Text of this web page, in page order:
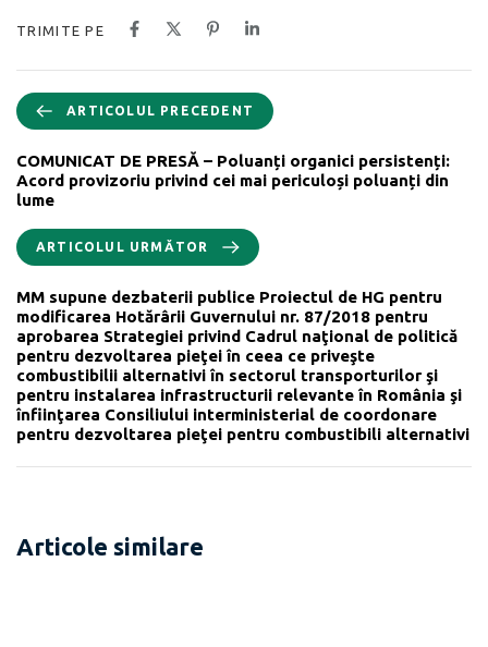
TRIMITE PE
ARTICOLUL PRECEDENT
COMUNICAT DE PRESĂ – Poluanți organici persistenți:
Acord provizoriu privind cei mai periculoși poluanți din
lume
ARTICOLUL URMĂTOR
MM supune dezbaterii publice Proiectul de HG pentru
modificarea Hotărârii Guvernului nr. 87/2018 pentru
aprobarea Strategiei privind Cadrul naţional de politică
pentru dezvoltarea pieţei în ceea ce priveşte
combustibilii alternativi în sectorul transporturilor şi
pentru instalarea infrastructurii relevante în România şi
înfiinţarea Consiliului interministerial de coordonare
pentru dezvoltarea pieţei pentru combustibili alternativi
Articole similare